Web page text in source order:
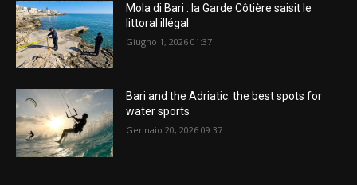
Mola di Bari : la Garde Côtière saisit le
littoral illégal
Giugno 1, 2026 01:37
Bari and the Adriatic: the best spots for
water sports
Gennaio 20, 2026 09:37